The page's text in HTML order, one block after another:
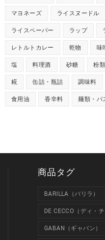
マヨネーズ ライスヌードル
ライスペーパー ラップ
レトルトカレー 乾物 味
塩 料理酒 砂糖 粉
糀 缶詰・瓶詰 調味料
食用油 香辛料 麺類・パ
商品タグ
BARILLA（バリラ）
DE CECCO（ディ・チ
GABAN（ギャバン）